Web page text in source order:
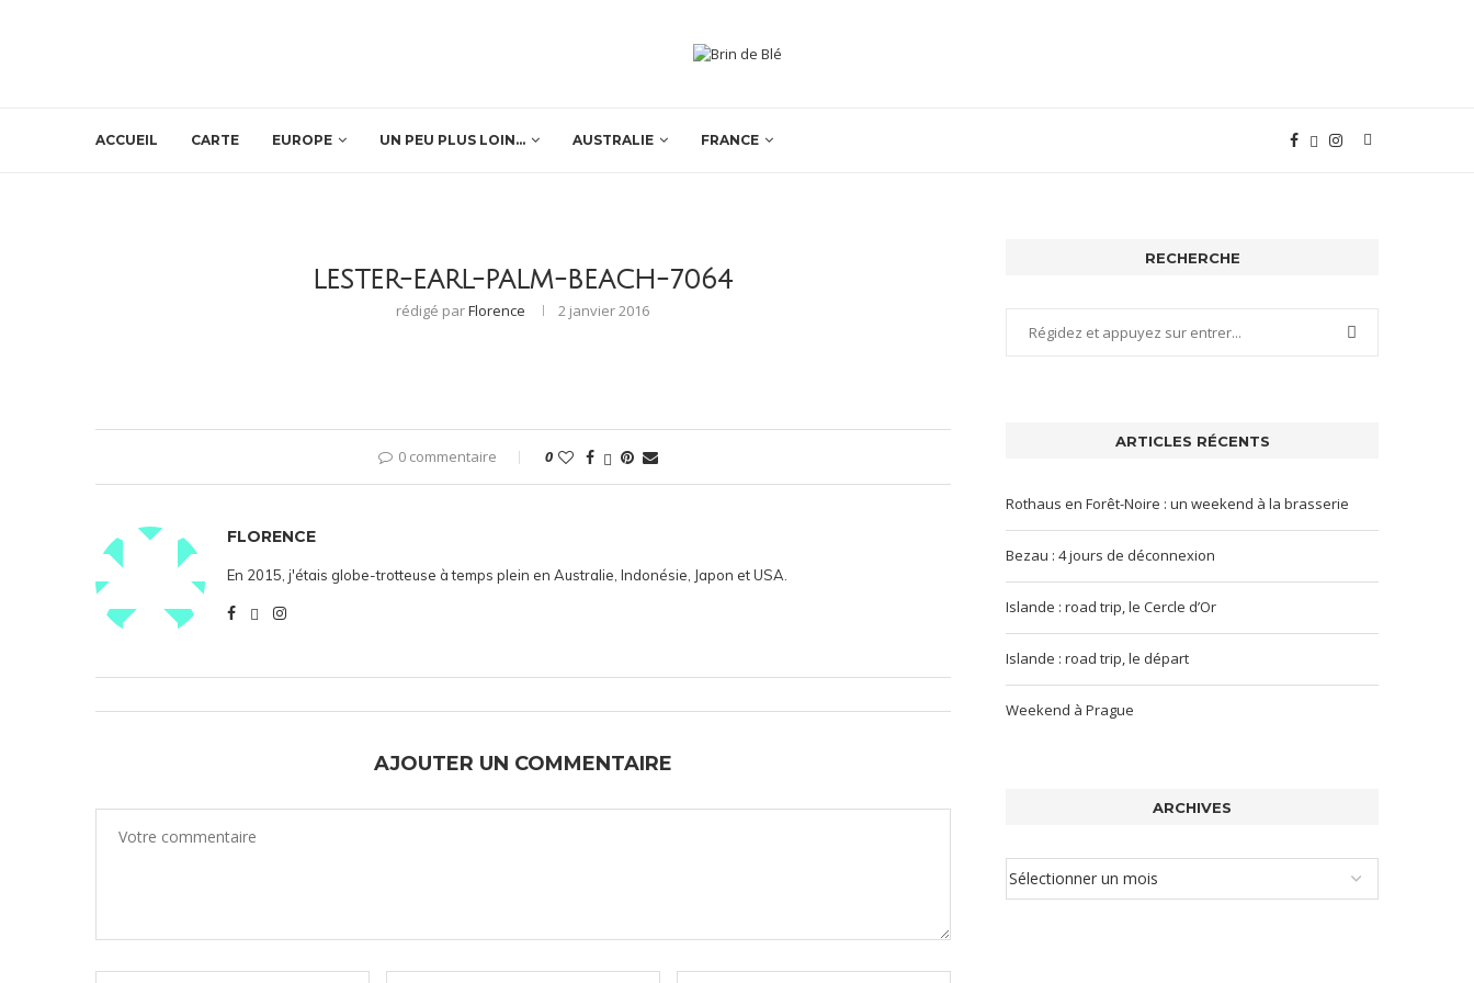
ACCUEIL CARTE EUROPE UN PEU PLUS LOIN… AUSTRALIE FRANCE
LESTER-EARL-PALM-BEACH-7064
rédigé parFlorence 2 janvier 2016
0 commentaire 0
FLORENCE
En 2015, j'étais globe-trotteuse à temps plein en Australie, Indonésie, Japon et USA.
AJOUTER UN COMMENTAIRE
RECHERCHE
ARTICLES RÉCENTS
Rothaus en Forêt-Noire : un weekend à la brasserie
Bezau : 4 jours de déconnexion
Islande : road trip, le Cercle d’Or
Islande : road trip, le départ
Weekend à Prague
ARCHIVES